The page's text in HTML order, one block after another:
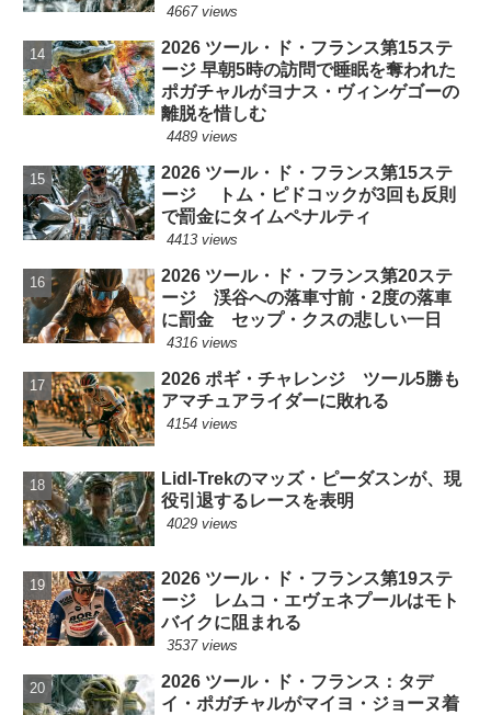
4667 views
2026 ツール・ド・フランス第15ステ
ージ 早朝5時の訪問で睡眠を奪われた
ポガチャルがヨナス・ヴィンゲゴーの
離脱を惜しむ
4489 views
2026 ツール・ド・フランス第15ステ
ージ トム・ピドコックが3回も反則
で罰金にタイムペナルティ
4413 views
2026 ツール・ド・フランス第20ステ
ージ 渓谷への落車寸前・2度の落車
に罰金 セップ・クスの悲しい一日
4316 views
2026 ポギ・チャレンジ ツール5勝も
アマチュアライダーに敗れる
4154 views
Lidl-Trekのマッズ・ピーダスンが、現
役引退するレースを表明
4029 views
2026 ツール・ド・フランス第19ステ
ージ レムコ・エヴェネプールはモト
バイクに阻まれる
3537 views
2026 ツール・ド・フランス：タデ
イ・ポガチャルがマイヨ・ジョーヌ着